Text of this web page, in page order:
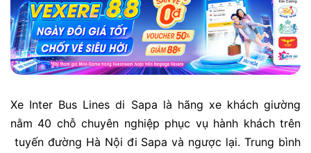
Xe Inter Bus Lines di Sapa là hãng xe khách giường
nằm 40 chỗ chuyên nghiệp phục vụ hành khách trên
tuyến đường Hà Nội đi Sapa và ngược lại. Trung bình